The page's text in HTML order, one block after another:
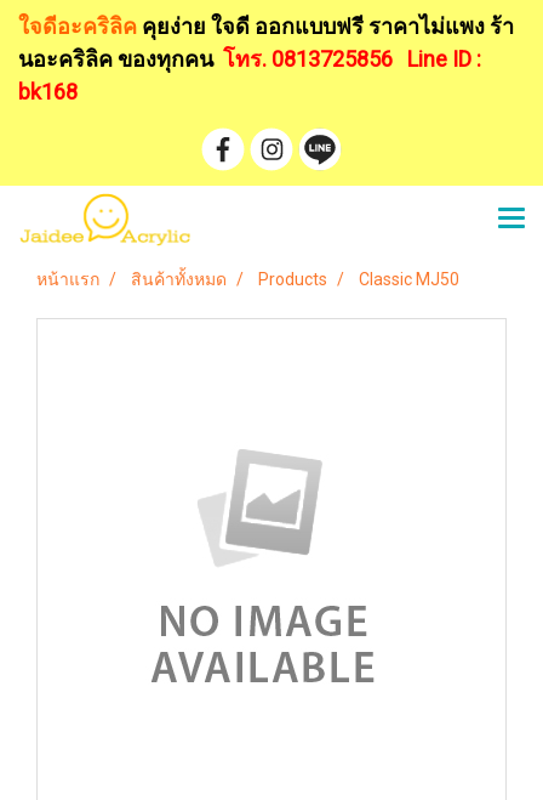
ใจดีอะคริลิค คุยง่าย ใจดี ออกแบบฟรี ราคาไม่แพง ร้า
นอะคริลิค ของทุกคน โทร. 0813725856 Line ID :
bk168
หน้าแรก สินค้าทั้งหมด Products Classic MJ50